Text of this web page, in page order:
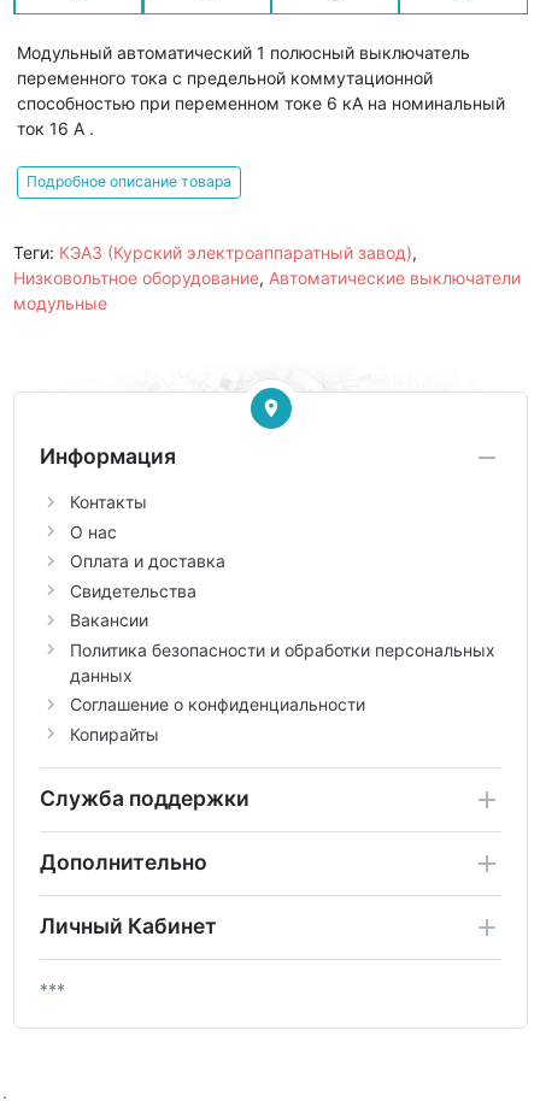
Модульный автоматический 1 полюсный выключатель
переменного тока с предельной коммутационной
способностью при переменном токе 6 кА на номинальный
ток 16 А .
Подробное описание товара
Теги: КЭАЗ (Курский электроаппаратный завод),
Низковольтное оборудование, Автоматические выключатели
модульные
Информация
Контакты
О нас
Оплата и доставка
Свидетельства
Вакансии
Политика безопасности и обработки персональных
данных
Соглашение о конфиденциальности
Копирайты
Служба поддержки
Дополнительно
Личный Кабинет
***
.